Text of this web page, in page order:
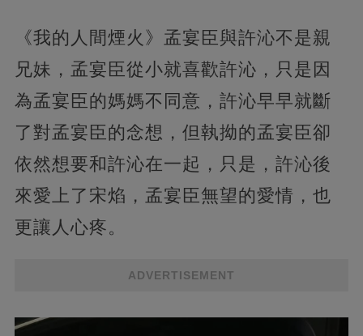
《我的人間煙火》孟宴臣與許沁不是親
兄妹，孟宴臣從小就喜歡許沁，只是因
為孟宴臣的媽媽不同意，許沁早早就斷
了對孟宴臣的念想，但執拗的孟宴臣卻
依然想要和許沁在一起，只是，許沁後
來愛上了宋焰，孟宴臣無望的愛情，也
更讓人心疼。
ADVERTISEMENT